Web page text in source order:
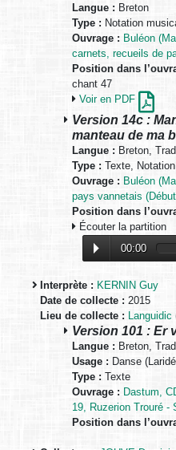
Langue : Breton
Type : Notation
Ouvrage : Buléon
carnets, recueils de
Position dans
chant 47
Voir en PDF
Version 14c :
manteau de ma
Langue : Breton,
Type : Texte,
Ouvrage : Buléon
pays vannetais
Position dans
Écouter la partition
00:00
Interprète : KERNIN Guy
Date de collecte : 2015
Lieu de collecte : Languidic
Version 101 : Er
Langue : Breton,
Usage : Danse
Type : Texte
Ouvrage : Dastum,
19, Ruzerion Trouré -
Position dans